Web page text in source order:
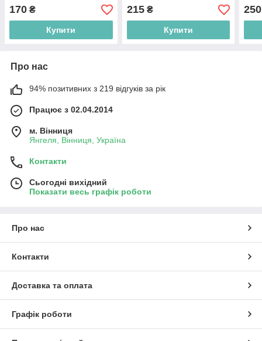
170 ₴
Купити
215₴
Купити
250
Про нас
94% позитивних з 219 відгуків за рік
Працює з 02.04.2014
м. Вінниця
Янгеля, Вінниця, Україна
Контакти
Сьогодні вихідний
Показати весь графік роботи
Про нас
Контакти
Доставка та оплата
Графік роботи